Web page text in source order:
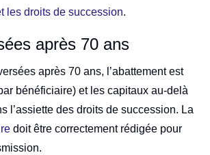
les droits de succession.
après 70 ans
après 70 ans, l’abattement est
bénéficiaire) et les capitaux au-delà
l’assiette des droits de succession. La
doit être correctement rédigée pour